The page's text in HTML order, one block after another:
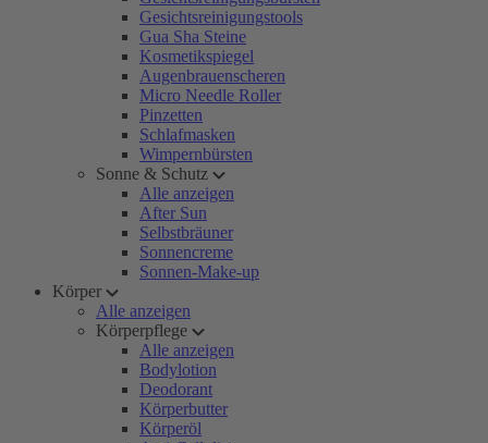
Gesichtsreinigungstools
Gua Sha Steine
Kosmetikspiegel
Augenbrauenscheren
Micro Needle Roller
Pinzetten
Schlafmasken
Wimpernbürsten
Sonne & Schutz
Alle anzeigen
After Sun
Selbstbräuner
Sonnencreme
Sonnen-Make-up
Körper
Alle anzeigen
Körperpflege
Alle anzeigen
Bodylotion
Deodorant
Körperbutter
Körperöl